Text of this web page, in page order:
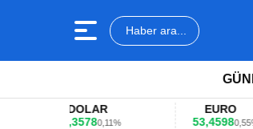
Haber ara...
DOLAR
0,11%
EURO
53,45980,55%